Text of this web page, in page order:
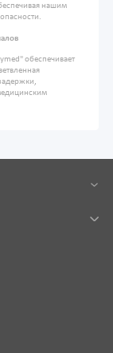
нашим
обеспечивает